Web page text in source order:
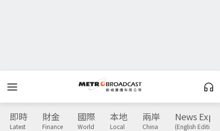
即時
Latest
財金
Finance
國際
World
本地
Local
兩岸
China
News
(English Edition)